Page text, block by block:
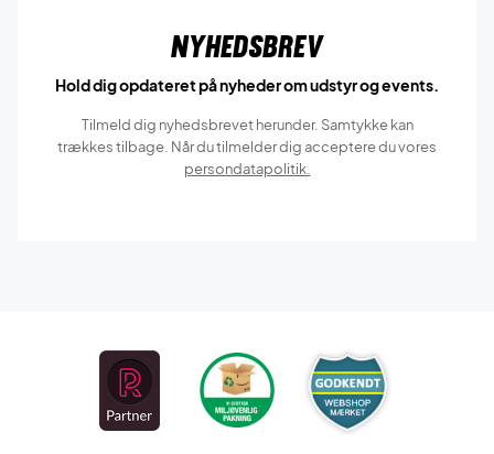
Nyhedsbrev
Hold dig opdateret på nyheder om udstyr og events.
Tilmeld dig nyhedsbrevet herunder. Samtykke kan
trækkes tilbage. Når du tilmelder dig acceptere du vores
persondatapolitik.